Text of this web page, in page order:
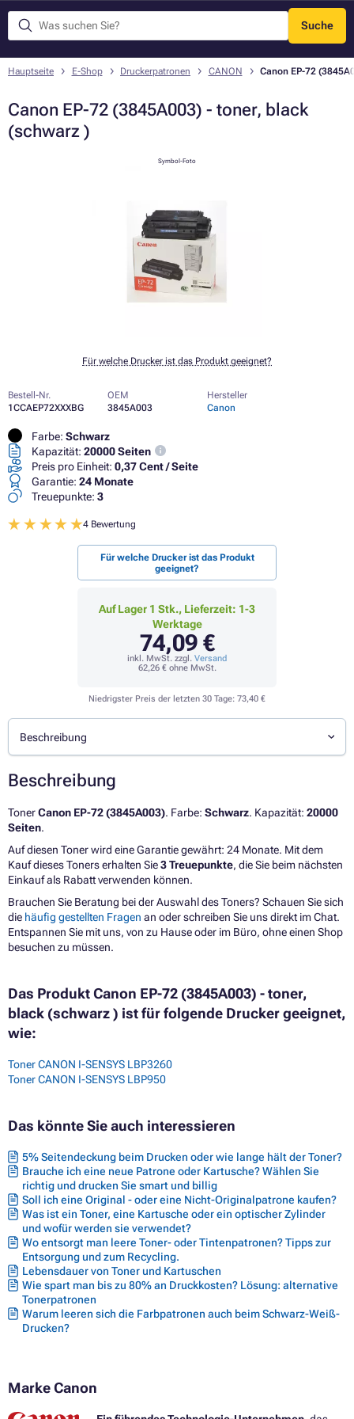
Suche
Menü
Hauptseite E-Shop Druckerpatronen CANON Canon EP-72
Canon EP-72 (3845A003) - toner, black
(schwarz )
Symbol-Foto
Für welche Drucker ist das Produkt geeignet?
Bestell-Nr.
1CCAEP72XXXBG
OEM
3845A003
Hersteller
Canon
Farbe: Schwarz
Kapazität: 20000 Seiten
Preis pro Einheit: 0,37 Cent / Seite
Garantie: 24 Monate
Treuepunkte: 3
4 Bewertung
Für welche Drucker ist das Produkt
geeignet?
Auf Lager 1 Stk., Lieferzeit: 1-3
Werktage
74,09 €
inkl. MwSt. zzgl. Versand
62,26 €ohne MwSt.
Niedrigster Preis der letzten 30 Tage: 73,40 €
Beschreibung
Beschreibung
TonerCanon EP-72 (3845A003). Farbe: Schwarz. Kapazität: 20000
Seiten.
Auf diesen Toner wird eine Garantie gewährt: 24 Monate. Mit dem
Kauf dieses Toners erhalten Sie3 Treuepunkte, die Sie beim nächsten
Einkauf als Rabatt verwenden können.
Brauchen Sie Beratung bei der Auswahl des Toners? Schauen Sie sich
die häufig gestellten Fragen an oder schreiben Sie uns direkt im Chat.
Entspannen Sie mit uns, von zu Hause oder im Büro, ohne einen Shop
besuchen zu müssen.
Das Produkt Canon EP-72 (3845A003) - toner,
black (schwarz ) ist für folgende Drucker geeignet,
wie:
Toner CANON I-SENSYS LBP3260
Toner CANON I-SENSYS LBP950
Das könnte Sie auch interessieren
5% Seitendeckung beim Drucken oder wie lange hält der Toner?
Brauche ich eine neue Patrone oder Kartusche? Wählen Sie
richtig und drucken Sie smart und billig
Soll ich eine Original - oder eine Nicht-Originalpatrone kaufen?
Was ist ein Toner, eine Kartusche oder ein optischer Zylinder
und wofür werden sie verwendet?
Wo entsorgt man leere Toner- oder Tintenpatronen? Tipps zur
Entsorgung und zum Recycling.
Lebensdauer von Toner und Kartuschen
Wie spart man bis zu 80% an Druckkosten? Lösung: alternative
Tonerpatronen
Warum leeren sich die Farbpatronen auch beim Schwarz-Weiß-
Drucken?
Marke Canon